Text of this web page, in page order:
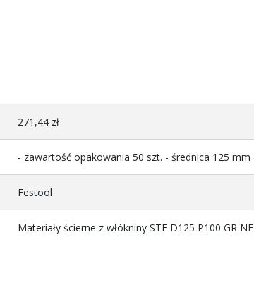
271,44 zł
- zawartość opakowania 50 szt. - średnica 125 mm
Festool
Materiały ścierne z włókniny STF D125 P100 GR